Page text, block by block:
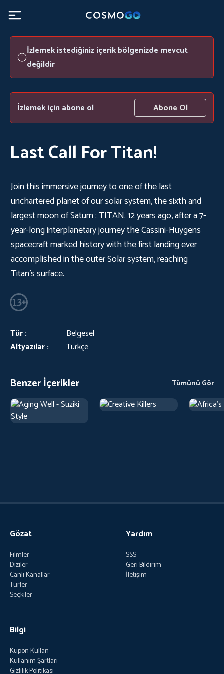
İzlemek istediğiniz içerik bölgenizde mevcut
değildir
İzlemek için abone ol Abone Ol
Last Call For Titan!
Join this immersive journey to one of the last
unchartered planet of our solar system, the sixth and
largest moon of Saturn : TITAN. 12 years ago, after a 7-
year-long interplanetary journey the Cassini-Huygens
spacecraft marked history with the first landing ever
accomplished in the outer Solar system, reaching
Titan's surface.
Tür :
Belgesel
Altyazılar :
Türkçe
Benzer İçerikler Tümünü Gör
Gözat
Filmler
Diziler
Canlı Kanallar
Türler
Seçkiler
Yardım
SSS
Geri Bildirim
İletişim
Bilgi
Kupon Kullan
Kullanım Şartları
Gizlilik Politikası